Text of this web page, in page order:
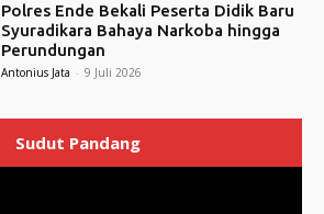
Polres Ende Bekali Peserta Didik Baru
Syuradikara Bahaya Narkoba hingga
Perundungan
Antonius Jata - 9 Juli 2026
Sudut Pandang